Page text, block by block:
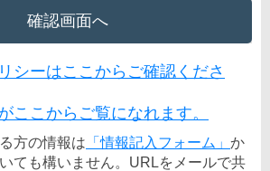
シーはここからご確認くださ
ここからご覧になれます。
方の情報は 「情報記入フォーム」 か
ても構いません。URLをメールで共